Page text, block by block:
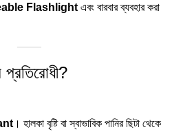
Flashlight এবং বারবার ব্যবহার করা
। হালকা বৃষ্টি বা স্বাভাবিক পানির ছিটা থেকে